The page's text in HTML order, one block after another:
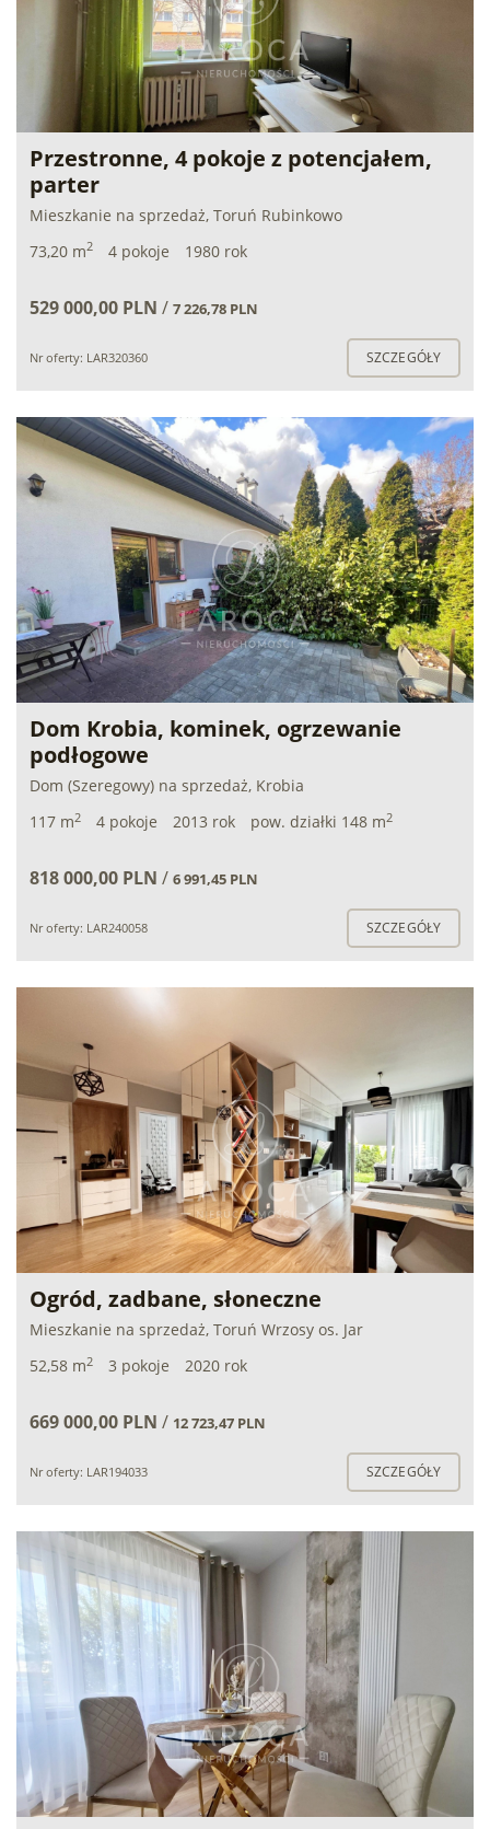
Przestronne, 4 pokoje z potencjałem,
parter
Mieszkanie na sprzedaż, Toruń Rubinkowo
73,20 m2 4 pokoje 1980 rok
529 000,00 PLN / 7 226,78 PLN
Nr oferty: LAR320360 SZCZEGÓŁY
Dom Krobia, kominek, ogrzewanie
podłogowe
Dom (Szeregowy) na sprzedaż, Krobia
117 m2 4 pokoje 2013 rok pow. działki 148 m2
818 000,00 PLN / 6 991,45 PLN
Nr oferty: LAR240058 SZCZEGÓŁY
Ogród, zadbane, słoneczne
Mieszkanie na sprzedaż, Toruń Wrzosy os. Jar
52,58 m2 3 pokoje 2020 rok
669 000,00 PLN / 12 723,47 PLN
Nr oferty: LAR194033 SZCZEGÓŁY